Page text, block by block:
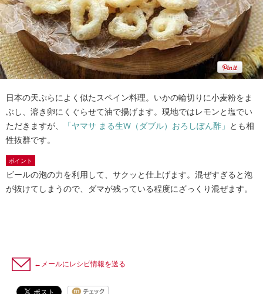
日本の天ぷらによく似たスペイン料理。いかの輪切りに小麦粉をま
ぶし、溶き卵にくぐらせて油で揚げます。現地ではレモンと塩でい
ただきますが、
「ヤマサ まる生W（ダブル）おろしぽん酢」 とも相
性抜群です。
ポイント
ビールの泡の力を利用して、サクッと仕上げます。混ぜすぎると泡
が抜けてしまうので、ダマが残っている程度にざっくり混ぜます。
←メールにレシピ情報を送る